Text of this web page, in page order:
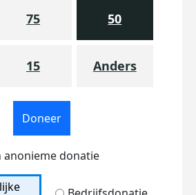
75 50
15 Anders
Doneer
anonieme donatie